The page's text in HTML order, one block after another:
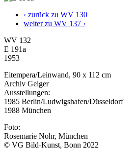
‹ zurück zu WV 130
weiter zu WV 137 ›
WV 132
E 191a
1953
Eitempera/Leinwand, 90 x 112 cm
Archiv Geiger
Ausstellungen:
1985 Berlin/Ludwigshafen/Düsseldorf
1988 München
Foto:
Rosemarie Nohr, München
© VG Bild-Kunst, Bonn 2022